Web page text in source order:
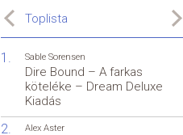
Toplista
Sable Sorensen
Dire Bound – A farkas
köteléke – Dream Deluxe
Kiadás
Alex Aster